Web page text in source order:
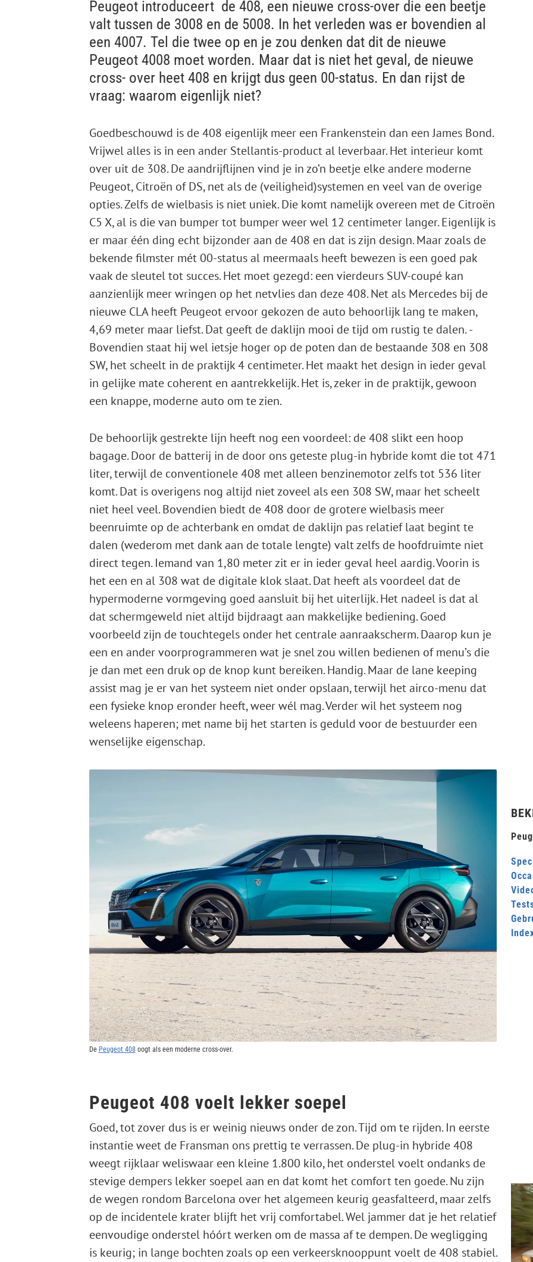
Peugeot introduceert de 408, een nieuwe cross-over die een beetje
valt tussen de 3008 en de 5008. In het verleden was er bovendien al
een 4007. Tel die twee op en je zou denken dat dit de nieuwe
Peugeot 4008 moet worden. Maar dat is niet het geval, de nieuwe
cross- over heet 408 en krijgt dus geen 00-status. En dan rijst de
vraag: waarom eigenlijk niet?
Goedbeschouwd is de 408 eigenlijk meer een Frankenstein dan een ­James Bond.
Vrijwel alles is in een ander Stellantis-product al leverbaar. Het interieur komt
over uit de 308. De aandrijflijnen vind je in zo’n beetje elke andere ­moderne
Peugeot, Citroën of DS, net als de (veiligheid)systemen en veel van de overige
opties. Zelfs de wielbasis is niet uniek. Die komt namelijk overeen met de Citroën
C5 X, al is die van bumper tot bumper weer wel 12 centimeter langer. Eigenlijk is
er maar één ding echt bijzonder aan de 408 en dat is zijn design. Maar zoals de
bekende filmster mét 00-status al meermaals heeft bewezen is een goed pak
vaak de sleutel tot succes. Het moet gezegd: een vierdeurs SUV-coupé kan
aanzienlijk meer wringen op het netvlies dan deze 408. Net als ­Mercedes bij de
nieuwe CLA heeft Peugeot ervoor gekozen de auto behoorlijk lang te maken,
4,69 meter maar liefst. Dat geeft de daklijn mooi de tijd om rustig te dalen. ­
Bovendien staat hij wel ietsje hoger op de poten dan de bestaande 308 en 308
SW, het scheelt in de praktijk 4 centimeter. Het maakt het design in ieder geval
in gelijke mate coherent en aantrekkelijk. Het is, ­zeker in de praktijk, gewoon
een ­knappe, moderne auto om te zien.
De behoorlijk gestrekte lijn heeft nog een voordeel: de 408 slikt een hoop
bagage. Door de batterij in de door ons geteste plug-in hybride komt die tot 471
liter, ­terwijl de conventionele 408 met alleen benzinemotor zelfs tot 536 liter
komt. Dat is overigens nog altijd niet zoveel als een 308 SW, maar het scheelt
niet heel veel. Bovendien biedt de 408 door de grotere wielbasis meer
beenruimte op de achterbank en omdat de daklijn pas relatief laat begint te
dalen (wederom met dank aan de totale lengte) valt zelfs de hoofdruimte niet
direct tegen. Iemand van 1,80 meter zit er in ­ieder geval heel aardig. Voorin is
het een en al 308 wat de digitale klok slaat. Dat heeft als voordeel dat de
hypermoderne vormgeving goed aansluit bij het uiterlijk. Het nadeel is dat al
dat schermgeweld niet altijd bijdraagt aan makkelijke bediening. Goed
voorbeeld zijn de touchtegels onder het centrale aanraakscherm. Daarop kun je
een en ander voorprogrammeren wat je snel zou willen bedienen of menu’s die
je dan met een druk op de knop kunt bereiken. Handig. Maar de lane keeping
assist mag je er van het systeem niet onder opslaan, terwijl het airco-menu dat
een fysieke knop eronder heeft, weer wél mag. Verder wil het systeem nog
weleens haperen; met name bij het starten is geduld voor de bestuurder een
wenselijke eigenschap.
De Peugeot 408oogt als een moderne cross-over.
Peugeot 408 voelt lekker soepel
Goed, tot zover dus is er weinig nieuws ­onder de zon. Tijd om te rijden. In eerste
instantie weet de Fransman ons prettig te verrassen. De plug-in hybride 408
weegt rijklaar weliswaar een kleine 1.800 kilo, het onderstel voelt ondanks de
stevige ­dempers lekker soepel aan en dat komt het comfort ten goede. Nu zijn
de wegen ­rondom Barcelona over het algemeen ­keurig geasfalteerd, maar zelfs
op de incidentele krater blijft het vrij comfortabel. Wel jammer dat je het relatief
eenvoudige onderstel hóórt werken om de massa af te dempen. De wegligging
is keurig; in ­lange bochten zoals op een verkeersknooppunt voelt de 408 stabiel.